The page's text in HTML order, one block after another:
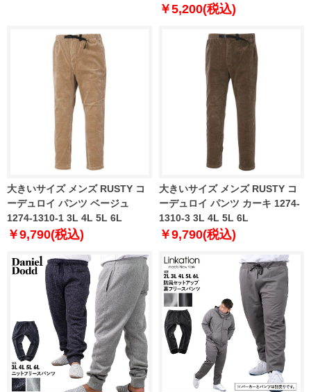
ツ スリムフィット azd-210501
￥5,200(税込)
大きいサイズ メンズ RUSTY コ
ーデュロイ パンツ ベージュ
1274-1310-1 3L 4L 5L 6L
￥9,790(税込)
大きいサイズ メンズ RUSTY コ
ーデュロイ パンツ カーキ 1274-
1310-3 3L 4L 5L 6L
￥9,790(税込)